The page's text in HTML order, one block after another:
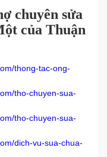
chuyên sửa
của Thuận
thong-tac-ong-
tho-chuyen-sua-
tho-chuyen-sua-
dich-vu-sua-chua-